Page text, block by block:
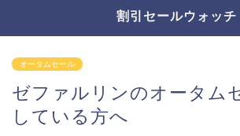
割引セールウォッチ
オータムセール
ゼファルリンのオータム
している方へ